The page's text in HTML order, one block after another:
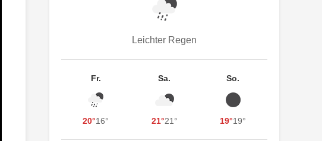
Leichter Regen
Fr.
20°16°
Sa.
21°21°
So.
19°19°